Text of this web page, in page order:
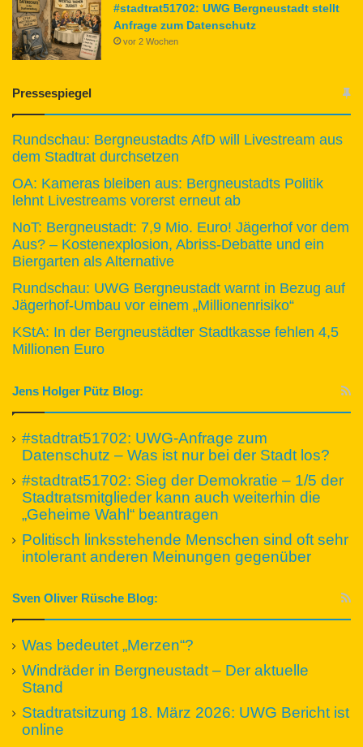
#stadtrat51702: UWG Bergneustadt stellt
Anfrage zum Datenschutz
vor 2 Wochen
Pressespiegel
Rundschau: Bergneustadts AfD will Livestream aus
dem Stadtrat durchsetzen
OA: Kameras bleiben aus: Bergneustadts Politik
lehnt Livestreams vorerst erneut ab
NoT: Bergneustadt: 7,9 Mio. Euro! Jägerhof vor dem
Aus? – Kostenexplosion, Abriss-Debatte und ein
Biergarten als Alternative
Rundschau: UWG Bergneustadt warnt in Bezug auf
Jägerhof-Umbau vor einem „Millionenrisiko“
KStA: In der Bergneustädter Stadtkasse fehlen 4,5
Millionen Euro
Jens Holger Pütz Blog:
#stadtrat51702: UWG-Anfrage zum
Datenschutz – Was ist nur bei der Stadt los?
#stadtrat51702: Sieg der Demokratie – 1/5 der
Stadtratsmitglieder kann auch weiterhin die
„Geheime Wahl“ beantragen
Politisch linksstehende Menschen sind oft sehr
intolerant anderen Meinungen gegenüber
Sven Oliver Rüsche Blog:
Was bedeutet „Merzen“?
Windräder in Bergneustadt – Der aktuelle
Stand
Stadtratsitzung 18. März 2026: UWG Bericht ist
online